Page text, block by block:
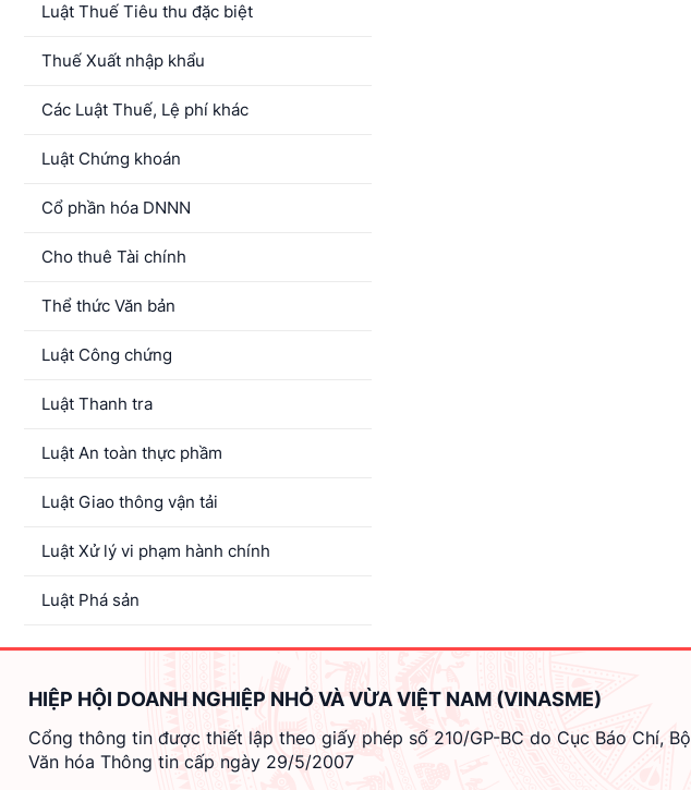
Luật Thuế Tiêu thu đặc biệt
Thuế Xuất nhập khẩu
Các Luật Thuế, Lệ phí khác
Luật Chứng khoán
Cổ phần hóa DNNN
Cho thuê Tài chính
Thể thức Văn bản
Luật Công chứng
Luật Thanh tra
Luật An toàn thực phầm
Luật Giao thông vận tải
Luật Xử lý vi phạm hành chính
Luật Phá sản
HIỆP HỘI DOANH NGHIỆP NHỎ VÀ VỪA VIỆT NAM (VINASME)
Cổng thông tin được thiết lập theo giấy phép số 210/GP-BC do Cục Báo Chí, Bộ
Văn hóa Thông tin cấp ngày 29/5/2007